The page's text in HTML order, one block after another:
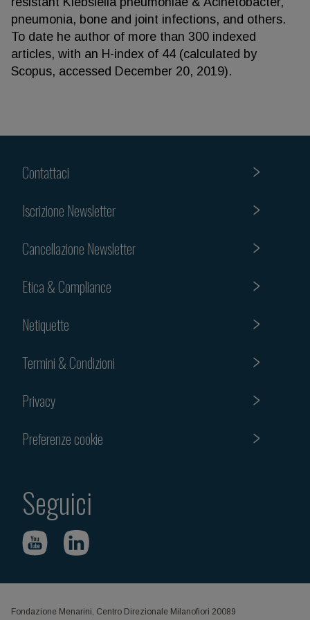
pneumonia, bone and joint infections, and others.
To date he author of more than 300 indexed
articles, with an H-index of 44 (calculated by
Scopus, accessed December 20, 2019).
Contattaci
Iscrizione Newsletter
Cancellazione Newsletter
Etica & Compliance
Netiquette
Termini & Condizioni
Privacy
Preferenze cookie
Seguici
Fondazione Menarini, Centro Direzionale Milanofiori 20089